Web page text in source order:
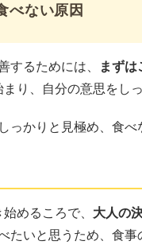
べない原因
するためには、
まずは
り、自分の意思をし
っかりと見極め、食べ
めるころで、 大人の
たいと思うため、食